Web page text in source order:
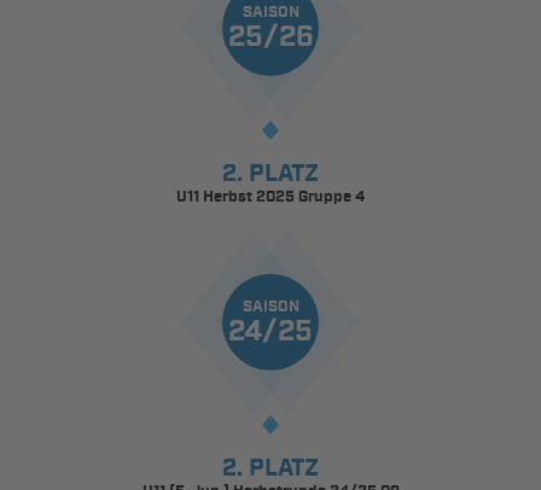
SAISON
25/26
2. PLATZ
U11 Herbst 2025 Gruppe 4
SAISON
24/25
2. PLATZ